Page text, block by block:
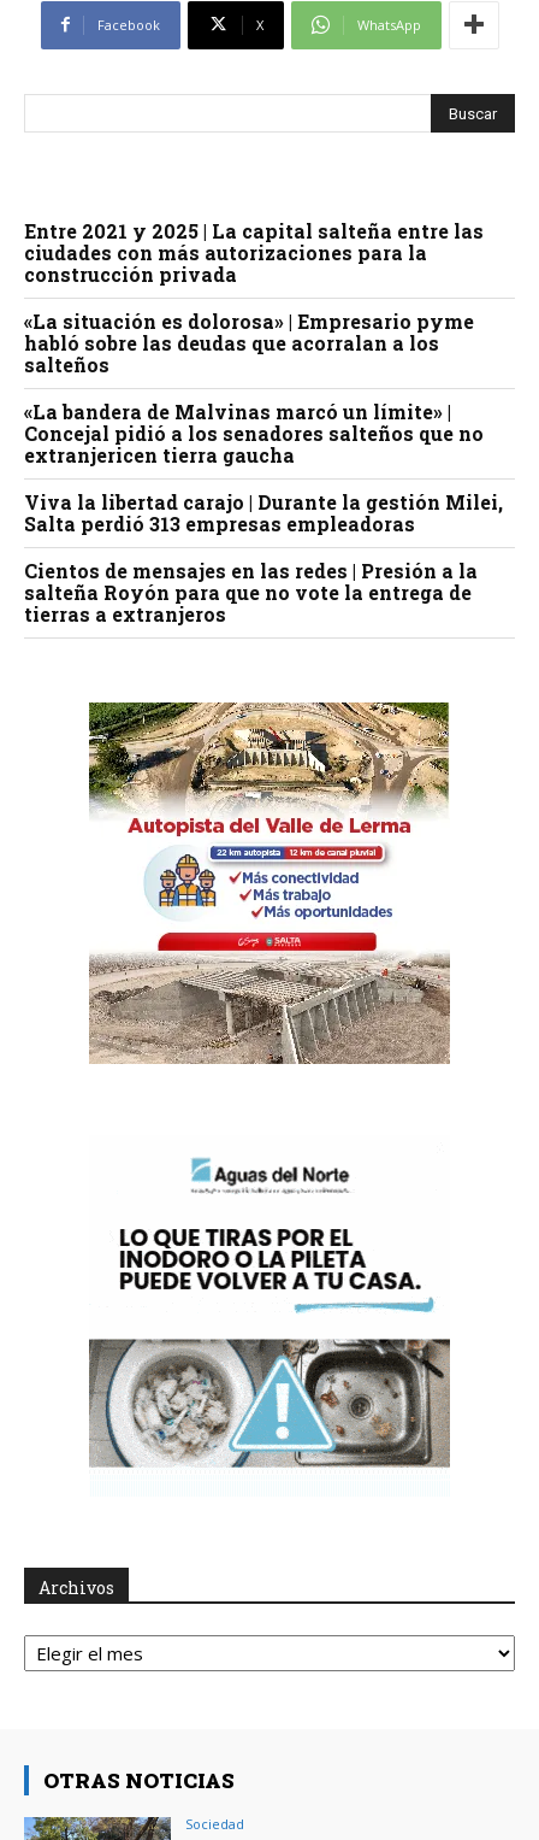
Facebook X WhatsApp
Entre 2021 y 2025 | La capital salteña entre las
ciudades con más autorizaciones para la
construcción privada
«La situación es dolorosa» | Empresario pyme
habló sobre las deudas que acorralan a los
salteños
«La bandera de Malvinas marcó un límite» |
Concejal pidió a los senadores salteños que no
extranjericen tierra gaucha
Viva la libertad carajo | Durante la gestión Milei,
Salta perdió 313 empresas empleadoras
Cientos de mensajes en las redes | Presión a la
salteña Royón para que no vote la entrega de
tierras a extranjeros
Archivos
Archivos
OTRAS NOTICIAS
Sociedad